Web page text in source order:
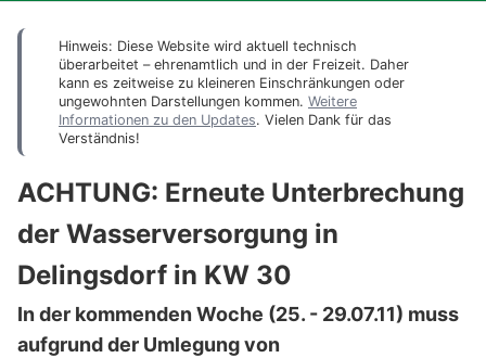
Hinweis: Diese Website wird aktuell technisch
überarbeitet – ehrenamtlich und in der Freizeit. Daher
kann es zeitweise zu kleineren Einschränkungen oder
ungewohnten Darstellungen kommen. Weitere
Informationen zu den Updates. Vielen Dank für das
Verständnis!
ACHTUNG: Erneute Unterbrechung
der Wasserversorgung in
Delingsdorf in KW 30
In der kommenden Woche (25. - 29.07.11) muss
aufgrund der Umlegung von